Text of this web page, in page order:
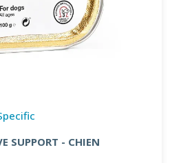
SUPPORT - CHIEN